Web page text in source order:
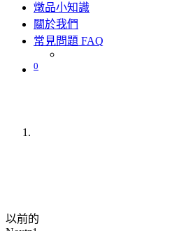
燉品小知識
關於我們
常見問題 FAQ
0
以前的